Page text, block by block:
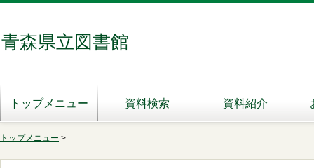
青森県立図書館
トップメニュー 資料検索 資料紹介
トップメニュー >